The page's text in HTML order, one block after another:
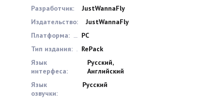
Разработчик:
JustWannaFly
Издательство:
JustWannaFly
Платформа:
PC
Тип издания:
RePack
Язык
интерфеса:
Русский,
Английский
Язык
озвучки:
Русский